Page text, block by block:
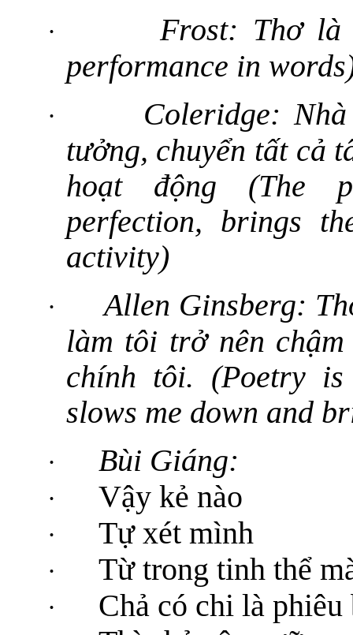
·
Frost: Thơ là
performance in
·
Coleridge:
tưởng, chuyển tất cả
hoạt động (The
perfection, brings
activity)
·
Allen Ginsberg:
làm tôi trở nên
chính tôi. (Poetry
slows me down and
· Bùi Giáng:
· Vậy kẻ nào
· Tự xét mình
· Từ trong tinh thể
· Chả có chi là